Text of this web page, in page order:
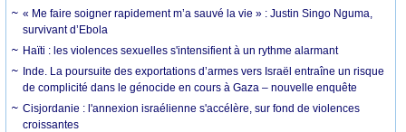
« Me faire soigner rapidement m’a sauvé la vie » : Justin Singo Nguma,
survivant d’Ebola
Haïti : les violences sexuelles s'intensifient à un rythme alarmant
Inde. La poursuite des exportations d’armes vers Israël entraîne un risque
de complicité dans le génocide en cours à Gaza – nouvelle enquête
Cisjordanie : l'annexion israélienne s'accélère, sur fond de violences
croissantes